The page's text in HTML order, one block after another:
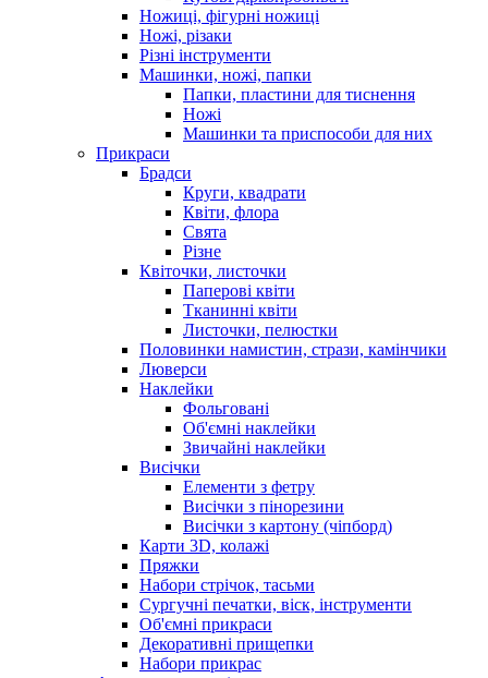
Ножиці, фігурні ножиці
Ножі, різаки
Різні інструменти
Машинки, ножі, папки
Папки, пластини для тиснення
Ножі
Машинки та приспособи для них
Прикраси
Брадси
Круги, квадрати
Квіти, флора
Свята
Різне
Квіточки, листочки
Паперові квіти
Тканинні квіти
Листочки, пелюстки
Половинки намистин, стрази, камінчики
Люверси
Наклейки
Фольговані
Об'ємні наклейки
Звичайні наклейки
Висічки
Елементи з фетру
Висічки з пінорезини
Висічки з картону (чіпборд)
Карти 3D, колажі
Пряжки
Набори стрічок, тасьми
Сургучні печатки, віск, інструменти
Об'ємні прикраси
Декоративні прищепки
Набори прикрас